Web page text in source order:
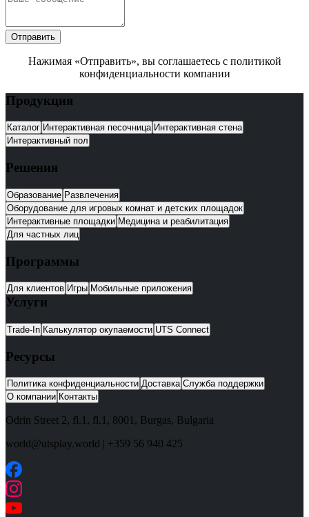
Отправить
Нажимая «Отправить», вы соглашаетесь с политикой
конфиденциальности компании
Продукция
Каталог Интерактивная песочница Интерактивная стена
Интерактивный пол
Решения
Образование Развлечения
Оборудование для игровых комнат и детских площадок
Интерактивные площадки Медицина и реабилитация
Для частных лиц
Программы
Для клиентов Игры Мобильные приложения
Услуги
Trade-In Калькулятор окупаемости UTS Connect
Ресурсы
Политика конфиденциальности Доставка Служба поддержки
О компании Контакты
Odrin Street 2, fl.1 , fl.1, 8001 , Burgas, Bulgaria
world@utsplay.world | +359 56 940 425